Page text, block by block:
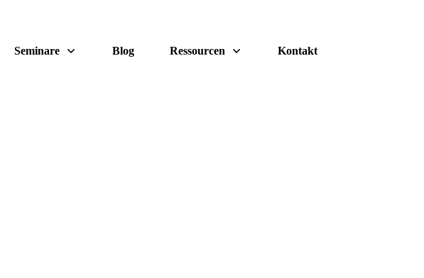
Seminare Blog Ressourcen Kontakt